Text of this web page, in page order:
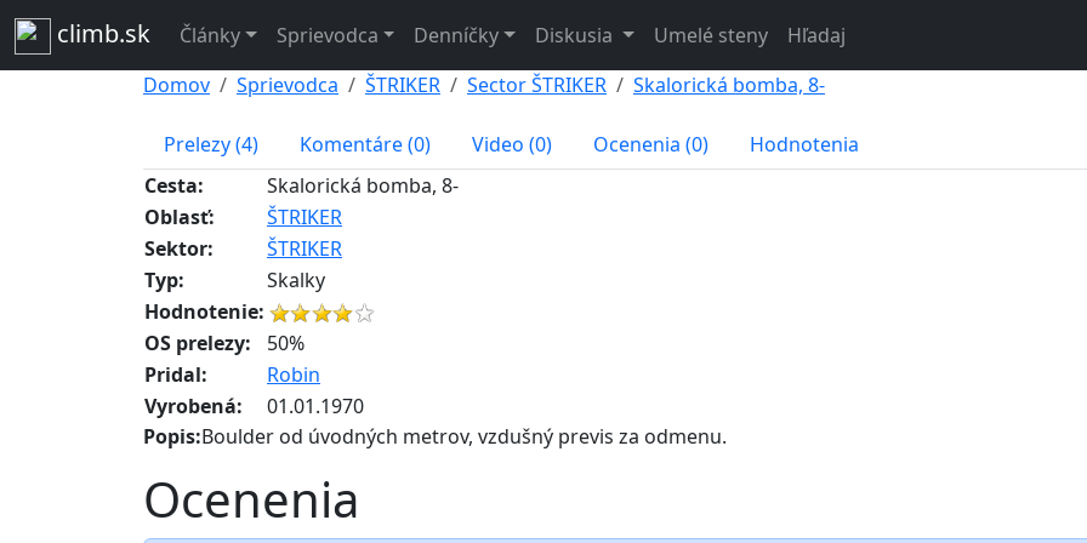
climb.sk Články Sprievodca Denníčky Diskusia Umelé steny Hľadaj
Domov
Sprievodca ŠTRIKER Sector ŠTRIKER Skalorická bomba, 8-
Prelezy (4) Komentáre (0) Video (0) Ocenenia (0)
Hodnotenia
Cesta:
Skalorická bomba, 8-
Oblasť:
ŠTRIKER
Sektor:
ŠTRIKER
Typ:
Skalky
Hodnotenie:
OS prelezy:
50%
Pridal:
Robin
Vyrobená:
01.01.1970
Popis:Boulder od úvodných metrov, vzdušný previs za odmenu.
Ocenenia